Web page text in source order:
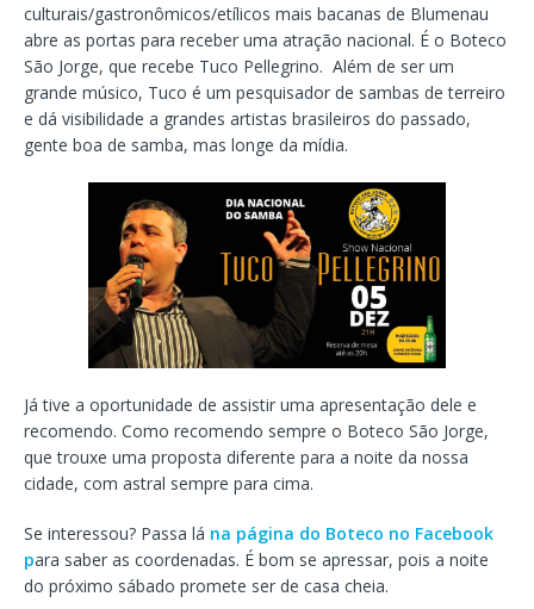
culturais/gastronômicos/etílicos mais bacanas de Blumenau
abre as portas para receber uma atração nacional. É o Boteco
São Jorge, que recebe Tuco Pellegrino. Além de ser um
grande músico, Tuco é um pesquisador de sambas de terreiro
e dá visibilidade a grandes artistas brasileiros do passado,
gente boa de samba, mas longe da mídia.
Já tive a oportunidade de assistir uma apresentação dele e
recomendo. Como recomendo sempre o Boteco São Jorge,
que trouxe uma proposta diferente para a noite da nossa
cidade, com astral sempre para cima.
Se interessou? Passa lá na página do Boteco no Facebook
para saber as coordenadas. É bom se apressar, pois a noite
do próximo sábado promete ser de casa cheia.